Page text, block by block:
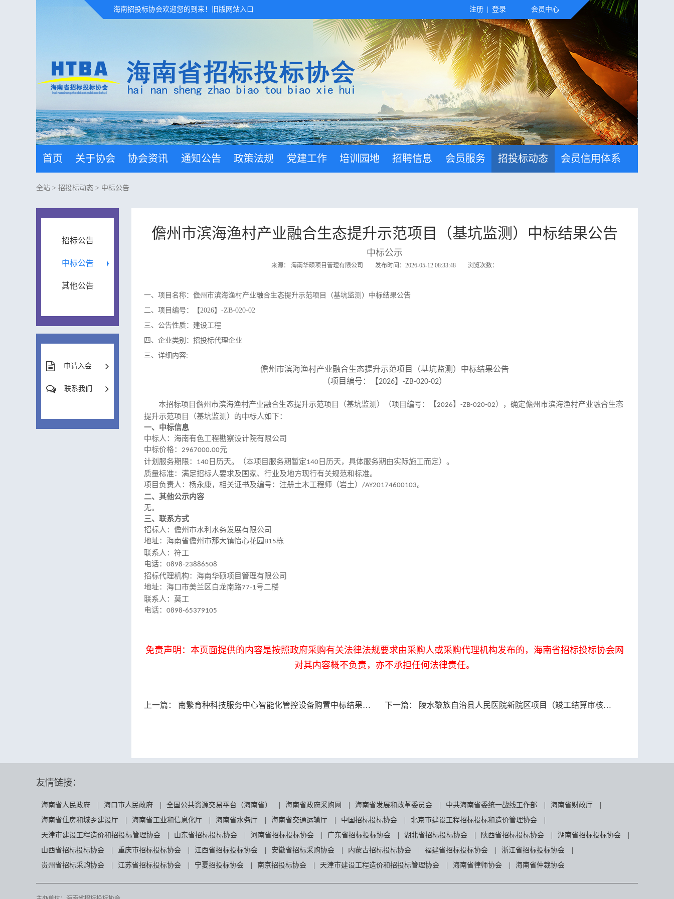
海南招投标协会欢迎您的到来！ 旧版网站入口 注册 登录 会员中心
首页 关于协会 协会资讯 通知公告 政策法规 党建工作 培训园地 招聘信息 会员服务 招投标动态 会员信用体系
全站 > 招投标动态 > 中标公告
招标公告
中标公告
其他公告
申请入会
联系我们
儋州市滨海渔村产业融合生态提升示范项目（基坑监测）中标结果公告
中标公示
来源： 海南华硕项目管理有限公司 发布时间：2026-05-12 08:33:48 浏览次数：
一、项目名称：儋州市滨海渔村产业融合生态提升示范项目（基坑监测）中标结果公告
二、项目编号：【2026】-ZB-020-02
三、公告性质：建设工程
四、企业类别：招投标代理企业
三、详细内容:
儋州市滨海渔村产业融合生态提升示范项目（基坑监测） 中标结果公告
（项目编号：【2026】 -ZB-020-02）
本招标项目儋州市滨海渔村产业融合生态提升示范项目（基坑监测）（项目编号：【2026 】 -ZB-020-02 ） ，确定儋州市滨海渔村产业融合生态
提升示范项目（基坑监测） 的中标人如下 ：
一、 中标信息
中标人 ：海南有色工程勘察设计院有限公司
中标价格： 2967000.00元
计划服务期限： 140 日历天。（本项目服务期暂定140 日历天，具体服务期由实际施工而定）。
质量标准：满足招标人要求及国家、行业及地方现行有关规范和标准。
项目负责人：杨永康，相关证书及编号：注册土木工程师（岩土） /AY20174600103。
二、 其他公示内容
无。
三、联系方式
招标人：儋州市水利水务发展有限公司
地址：海南省儋州市那大镇怡心花园 B15栋
联系人：符工
电话： 0898-23886508
招标代理机构：海南华硕项目管理有限公司
地址：海口市美兰区白龙南路77-1号二楼
联系人：莫工
电话： 0898-65379105
免责声明：本页面提供的内容是按照政府采购有关法律法规要求由采购人或采购代理机构发布的，海南省招标投标协会网
对其内容概不负责，亦不承担任何法律责任。
上一篇： 南繁育种科技服务中心智能化管控设备购置中标结果公告 下一篇： 陵水黎族自治县人民医院新院区项目（竣工结算审核）中标结果公示
友情链接：
海南省人民政府 海口市人民政府 全国公共资源交易平台（海南省） 海南省政府采购网 海南省发展和改革委员会 中共海南省委统一战线工作部 海南省财政厅
海南省住房和城乡建设厅
海南省工业和信息化厅 海南省水务厅 海南省交通运输厅 中国招标投标协会 北京市建设工程招标投标和造价管理协会
天津市建设工程造价和招投标管理协会
山东省招标投标协会 河南省招标投标协会 广东省招标投标协会 湖北省招标投标协会 陕西省招标投标协会 湖南省招标投标协会
山西省招标投标协会
重庆市招标投标协会 江西省招标投标协会 安徽省招标采购协会 内蒙古招标投标协会 福建省招标投标协会 浙江省招标投标协会
贵州省招标采购协会
江苏省招标投标协会 宁夏招投标协会 南京招投标协会 天津市建设工程造价和招投标管理协会 海南省律师协会 海南省仲裁协会